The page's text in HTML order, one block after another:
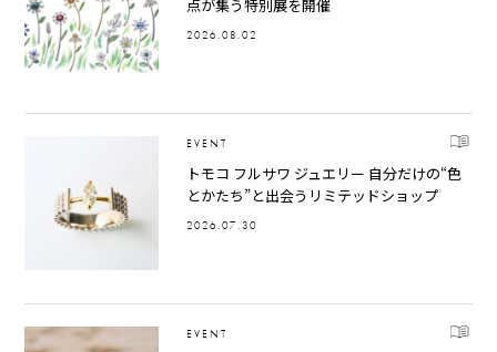
点が集う特別展を開催
2026.08.02
EVENT
トモコ フルサワ ジュエリー 自分だけの“色
とかたち”と出会うリミテッドショップ
2026.07.30
EVENT